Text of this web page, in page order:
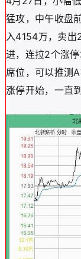
猛攻，中午收盘
入4154万，卖出
进，连拉2个涨
席位，可以推测
涨停开始，一直